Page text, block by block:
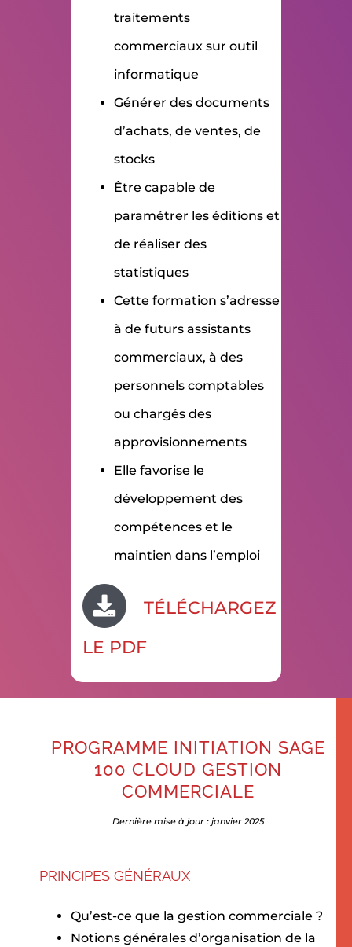
traitements
commerciaux sur outil
informatique
Générer des documents
d’achats, de ventes, de
stocks
Être capable de
paramétrer les éditions et
de réaliser des
statistiques
Cette formation s’adresse
à de futurs assistants
commerciaux, à des
personnels comptables
ou chargés des
approvisionnements
Elle favorise le
développement des
compétences et le
maintien dans l’emploi
TÉLÉCHARGEZ
LE PDF
PROGRAMME INITIATION SAGE
100 CLOUD GESTION
COMMERCIALE
Dernière mise à jour : janvier 2025
PRINCIPES GÉNÉRAUX
Qu’est-ce que la gestion commerciale ?
Notions générales d’organisation de la